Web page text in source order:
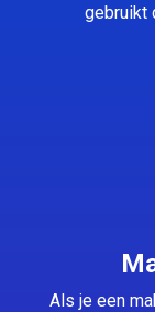
gebruikt
Als je een